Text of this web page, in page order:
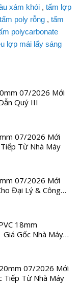
xám khói , tấm lợp
tấm poly rỗng , tấm
polycarbonate
lợp mái lấy sáng
07/2026 Mới
Quý III
07/2026 Mới
Từ Nhà Máy
07/2026 Mới
Đại Lý & Công
18mm
Gốc Nhà Máy
07/2026 Mới
Tiếp Từ Nhà Máy